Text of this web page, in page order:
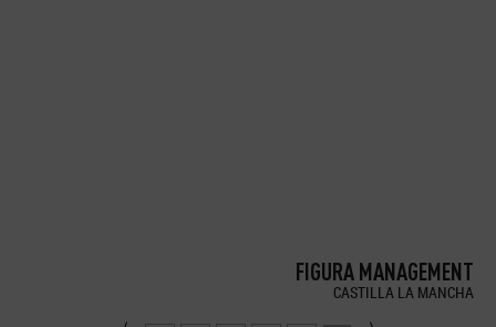
FIGURA MANAGEMENT
CASTILLA LA MANCHA